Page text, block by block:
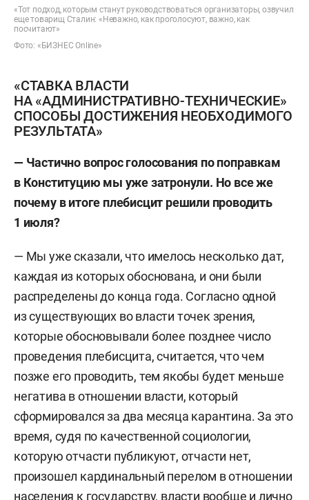
«Тот подход, которым станут руководствоваться организаторы, озвучил
еще товарищ Сталин: «Неважно, как проголосуют, важно, как
посчитают»
Фото: «БИЗНЕС Online»
«СТАВКА ВЛАСТИ
НА «АДМИНИСТРАТИВНО-ТЕХНИЧЕСКИЕ»
СПОСОБЫ ДОСТИЖЕНИЯ НЕОБХОДИМОГО
РЕЗУЛЬТАТА»
— Частично вопрос голосования по поправкам
в Конституцию мы уже затронули. Но все же
почему в итоге плебисцит решили проводить
1 июля?
— Мы уже сказали, что имелось несколько дат,
каждая из которых обоснована, и они были
распределены до конца года. Согласно одной
из существующих во власти точек зрения,
которые обосновывали более позднее число
проведения плебисцита, считается, что чем
позже его проводить, тем якобы будет меньше
негатива в отношении власти, который
сформировался за два месяца карантина. За это
время, судя по качественной социологии,
которую отчасти публикуют, отчасти нет,
произошел кардинальный перелом в отношении
населения к государству, власти вообще и лично